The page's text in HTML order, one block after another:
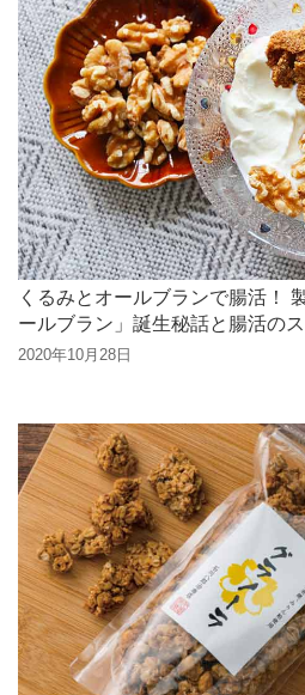
くるみとオールブランで腸活！
ールブラン」誕生秘話と腸活の
2020年10月28日